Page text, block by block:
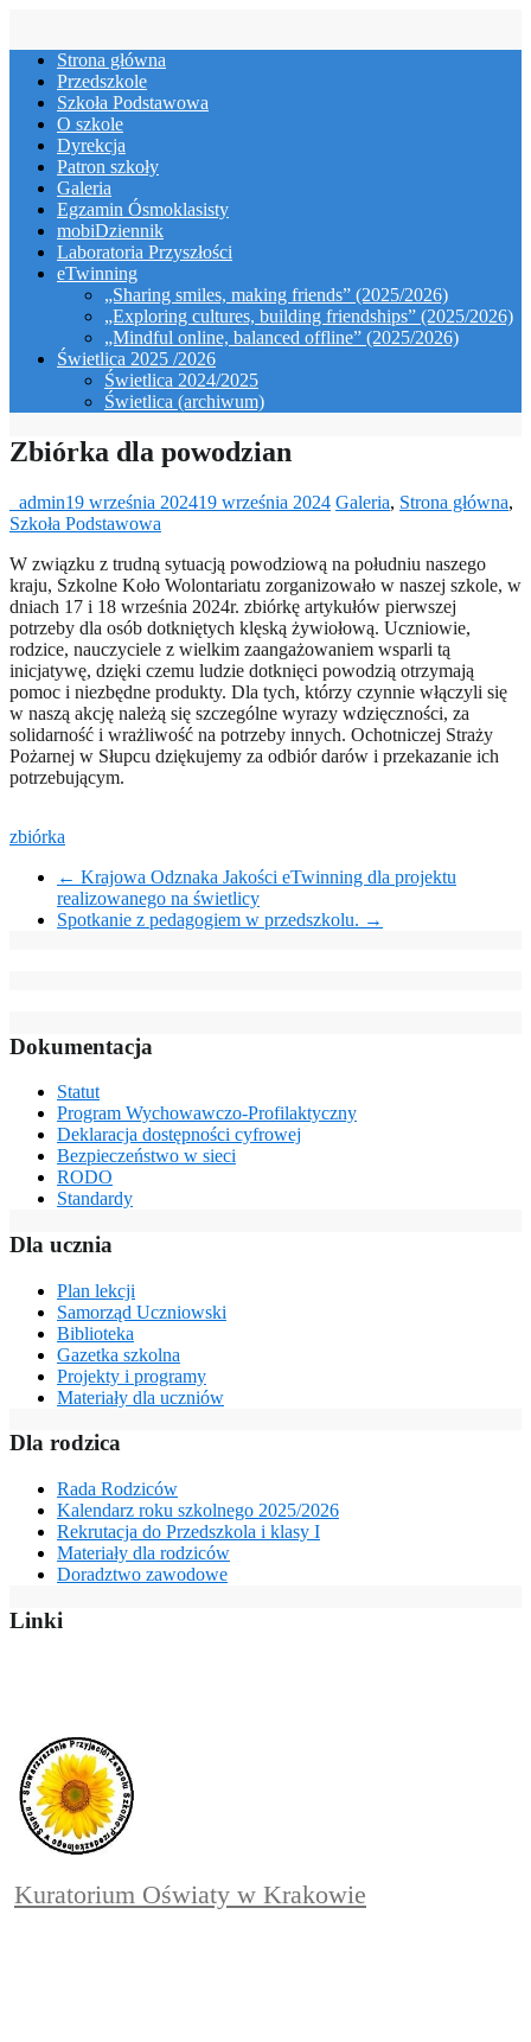
contentStrona główna
Przedszkole
Szkoła Podstawowa
O szkole
Dyrekcja
Patron szkoły
Galeria
Egzamin Ósmoklasisty
mobiDziennik
Laboratoria Przyszłości
eTwinning
„Sharing smiles, making friends” (2025/2026)
„Exploring cultures, building friendships” (2025/2026)
„Mindful online, balanced offline” (2025/2026)
Świetlica 2025 /2026
Świetlica 2024/2025
Świetlica (archiwum)
Zbiórka dla powodzian
_admin19 września 202419 września 2024 Galeria, Strona główna,
Szkoła Podstawowa
W związku z trudną sytuacją powodziową na południu naszego
kraju, Szkolne Koło Wolontariatu zorganizowało w naszej szkole, w
dniach 17 i 18 września 2024r. zbiórkę artykułów pierwszej
potrzeby dla osób dotkniętych klęską żywiołową. Uczniowie,
rodzice, nauczyciele z wielkim zaangażowaniem wsparli tą
inicjatywę, dzięki czemu ludzie dotknięci powodzią otrzymają
pomoc i niezbędne produkty. Dla tych, którzy czynnie włączyli się
w naszą akcję należą się szczególne wyrazy wdzięczności, za
solidarność i wrażliwość na potrzeby innych. Ochotniczej Straży
Pożarnej w Słupcu dziękujemy za odbiór darów i przekazanie ich
potrzebującym.
zbiórka
← Krajowa Odznaka Jakości eTwinning dla projektu
realizowanego na świetlicy
Spotkanie z pedagogiem w przedszkolu. →
Dokumentacja
Statut
Program Wychowawczo-Profilaktyczny
Deklaracja dostępności cyfrowej
Bezpieczeństwo w sieci
RODO
Standardy
Dla ucznia
Plan lekcji
Samorząd Uczniowski
Biblioteka
Gazetka szkolna
Projekty i programy
Materiały dla uczniów
Dla rodzica
Rada Rodziców
Kalendarz roku szkolnego 2025/2026
Rekrutacja do Przedszkola i klasy I
Materiały dla rodziców
Doradztwo zawodowe
Linki
Kuratorium Oświaty w Krakowie